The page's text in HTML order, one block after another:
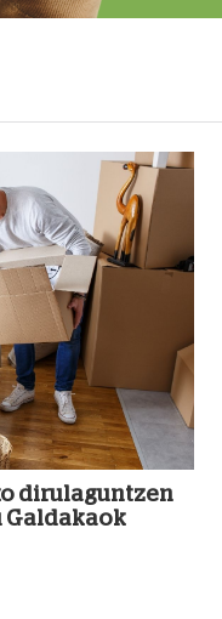
dirulaguntzen
Galdakaok